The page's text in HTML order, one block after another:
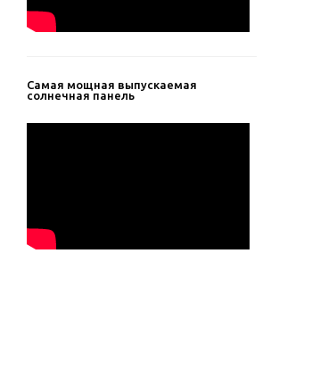
Самая мощная выпускаемая
солнечная панель